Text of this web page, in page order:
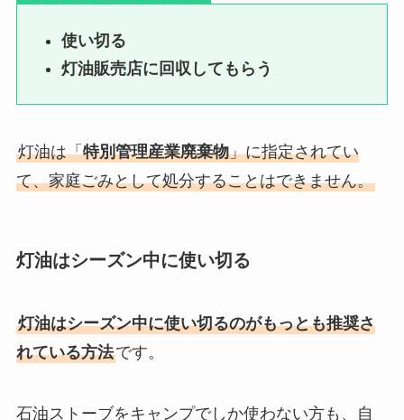
使い切る
灯油販売店に回収してもらう
灯油は「特別管理産業廃棄物」に指定されてい
て、家庭ごみとして処分することはできません。
灯油はシーズン中に使い切る
灯油はシーズン中に使い切るのがもっとも推奨さ
れている方法です。
石油ストーブをキャンプでしか使わない方も、自